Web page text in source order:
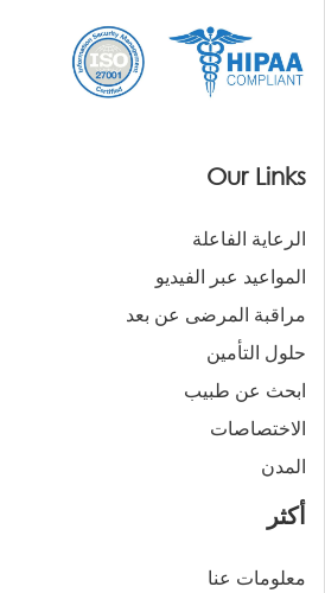
Our Links
الرعاية الفاعلة
المواعيد عبر الفيديو
مراقبة المرضى عن بعد
حلول التأمين
ابحث عن طبيب
الاختصاصات
المدن
أكثر
معلومات عنا